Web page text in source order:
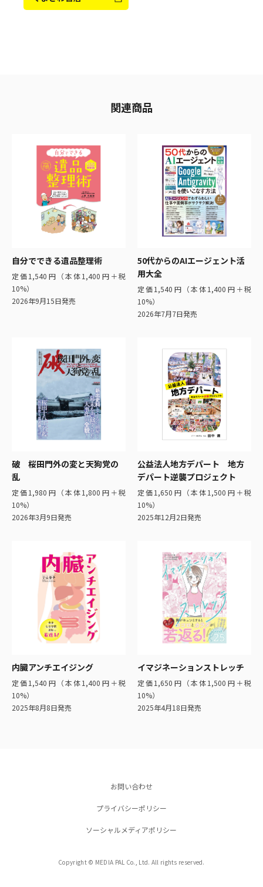
関連商品
自分でできる遺品整理術
定価1,540円（本体1,400円＋税
10%）
2026年9月15日発売
50代からのAIエージェント活
用大全
定価1,540円（本体1,400円＋税
10%）
2026年7月7日発売
破 桜田門外の変と天狗党の
乱
定価1,980円（本体1,800円＋税
10%）
2026年3月9日発売
公益法人地方デパート 地方
デパート逆襲プロジェクト
定価1,650円（本体1,500円＋税
10%）
2025年12月2日発売
内臓アンチエイジング
定価1,540円（本体1,400円＋税
10%）
2025年8月8日発売
イマジネーションストレッチ
定価1,650円（本体1,500円＋税
10%）
2025年4月18日発売
お問い合わせ
プライバシーポリシー
ソーシャルメディアポリシー
Copyright © MEDIA PAL Co., Ltd. All rights reserved.